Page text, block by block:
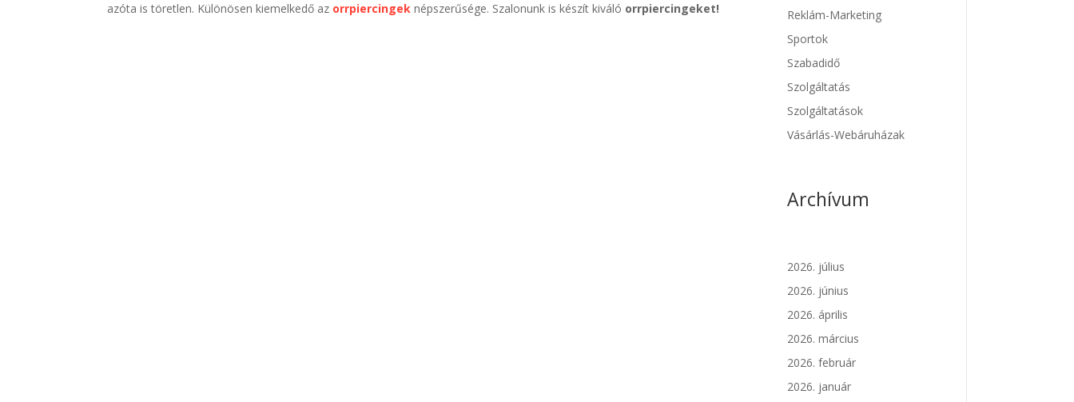
azóta is töretlen. Különösen kiemelkedő az orrpiercingek népszerűsége. Szalonunk is készít kiváló orrpiercingeket!
Reklám-Marketing
Sportok
Szabadidő
Szolgáltatás
Szolgáltatások
Vásárlás-Webáruházak
Archívum
2026. július
2026. június
2026. április
2026. március
2026. február
2026. január